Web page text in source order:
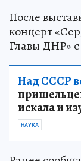
После
концерт
Главы ДНР» с
Над СССР
искала и
НАУКА